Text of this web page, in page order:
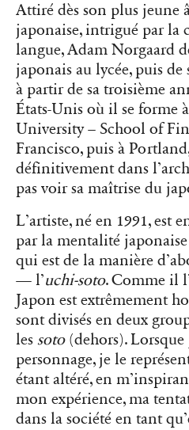
Attiré dès son plus jeune
japonaise, intrigué par la
langue, Adam Norgaard
japonais au lycée, puis de
à partir de sa troisième
États-Unis où il se forme
University – School of
Francisco, puis à
définitivement dans
pas voir sa maîtrise du
L’artiste, né en 1991, est
par la mentalité
qui est de la manière
— l’uchi-soto. Comme il
Japon est extrêmement
sont divisés en deux
les soto(dehors). Lorsque
personnage, je le
étant altéré, en
mon expérience, ma
dans la société en tant